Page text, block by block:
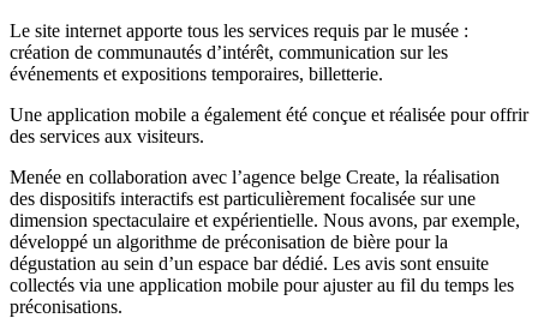
Le site internet apporte tous les services requis par le musée :
création de communautés d’intérêt, communication sur les
événements et expositions temporaires, billetterie.
Une application mobile a également été conçue et réalisée pour offrir
des services aux visiteurs.
Menée en collaboration avec l’agence belge Create, la réalisation
des dispositifs interactifs est particulièrement focalisée sur une
dimension spectaculaire et expérientielle. Nous avons, par exemple,
développé un algorithme de préconisation de bière pour la
dégustation au sein d’un espace bar dédié. Les avis sont ensuite
collectés via une application mobile pour ajuster au fil du temps les
préconisations.